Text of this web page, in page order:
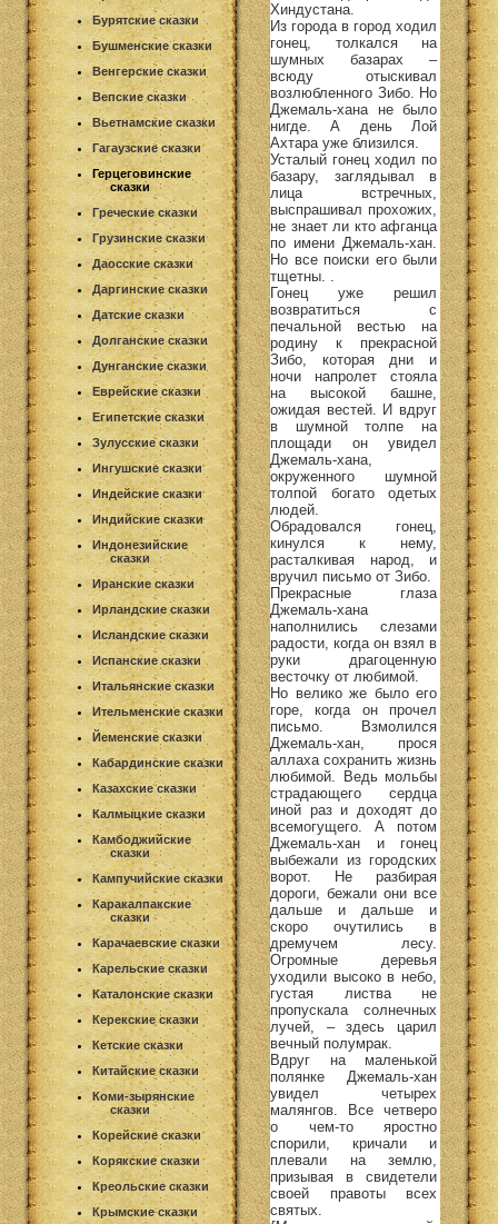
Бурятские сказки
Бушменские сказки
Венгерские сказки
Вепские сказки
Вьетнамские сказки
Гагаузские сказки
Герцеговинские
сказки
Греческие сказки
Грузинские сказки
Даосские сказки
Даргинские сказки
Датские сказки
Долганские сказки
Дунганские сказки
Еврейские сказки
Египетские сказки
Зулусские сказки
Ингушские сказки
Индейские сказки
Индийские сказки
Индонезийские
сказки
Иранские сказки
Ирландские сказки
Исландские сказки
Испанские сказки
Итальянские сказки
Ительменские сказки
Йеменские сказки
Кабардинские сказки
Казахские сказки
Калмыцкие сказки
Камбоджийские
сказки
Кампучийские сказки
Каракалпакские
сказки
Карачаевские сказки
Карельские сказки
Каталонские сказки
Керекские сказки
Кетские сказки
Китайские сказки
Коми-зырянские
сказки
Корейские сказки
Корякские сказки
Креольские сказки
Крымские сказки
Хиндустана.
Из города в город ходил
гонец, толкался на
шумных базарах –
всюду отыскивал
возлюбленного Зибо. Но
Джемаль-хана не было
нигде. А день Лой
Ахтара уже близился.
Усталый гонец ходил по
базару, заглядывал в
лица встречных,
выспрашивал прохожих,
не знает ли кто афганца
по имени Джемаль-хан.
Но все поиски его были
тщетны. .
Гонец уже решил
возвратиться с
печальной вестью на
родину к прекрасной
Зибо, которая дни и
ночи напролет стояла
на высокой башне,
ожидая вестей. И вдруг
в шумной толпе на
площади он увидел
Джемаль-хана,
окруженного шумной
толпой богато одетых
людей.
Обрадовался гонец,
кинулся к нему,
расталкивая народ, и
вручил письмо от Зибо.
Прекрасные глаза
Джемаль-хана
наполнились слезами
радости, когда он взял в
руки драгоценную
весточку от любимой.
Но велико же было его
горе, когда он прочел
письмо. Взмолился
Джемаль-хан, прося
аллаха сохранить жизнь
любимой. Ведь мольбы
страдающего сердца
иной раз и доходят до
всемогущего. А потом
Джемаль-хан и гонец
выбежали из городских
ворот. Не разбирая
дороги, бежали они все
дальше и дальше и
скоро очутились в
дремучем лесу.
Огромные деревья
уходили высоко в небо,
густая листва не
пропускала солнечных
лучей, – здесь царил
вечный полумрак.
Вдруг на маленькой
полянке Джемаль-хан
увидел четырех
малянгов. Все четверо
о чем-то яростно
спорили, кричали и
плевали на землю,
призывая в свидетели
своей правоты всех
святых.